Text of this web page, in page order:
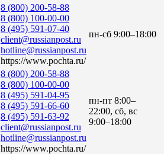
8 (800) 200-58-88
8 (800) 100-00-00
8 (495) 591-07-40
client@russianpost.ru
hotline@russianpost.ru
https://www.pochta.ru/
пн-сб 9:00–18:00
8 (800) 200-58-88
8 (800) 100-00-00
8 (495) 591-04-95
8 (495) 591-66-60
8 (495) 591-63-92
client@russianpost.ru
hotline@russianpost.ru
https://www.pochta.ru/
пн-пт 8:00–
22:00, сб, вс
9:00–18:00